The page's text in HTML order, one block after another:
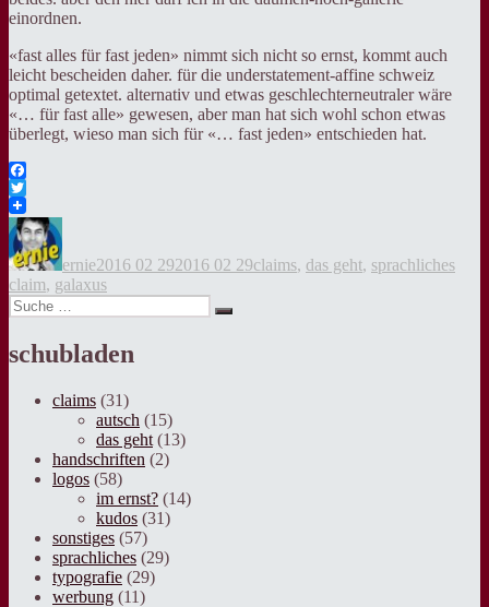
einordnen.
«fast alles für fast jeden» nimmt sich nicht so ernst, kommt auch
leicht bescheiden daher. für die understatement-affine schweiz
optimal getextet. alternativ und etwas geschlechterneutraler wäre
«… für fast alle» gewesen, aber man hat sich wohl schon etwas
überlegt, wieso man sich für «… fast jeden» entschieden hat.
Facebook
Twitter
ernie2016 02 292016 02 29claims, das geht, sprachliches
claim, galaxus
Suche
nach:
Suche
schubladen
claims (31)
autsch (15)
das geht (13)
handschriften (2)
logos (58)
im ernst? (14)
kudos (31)
sonstiges (57)
sprachliches (29)
typografie (29)
werbung (11)